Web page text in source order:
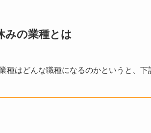
みの業種とは
種はどんな職種になるのかというと、下